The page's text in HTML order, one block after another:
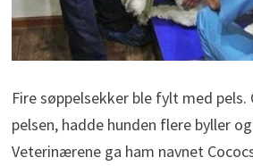
Fire søppelsekker ble fylt med
pelsen, hadde hunden flere byller
Veterinærene ga ham navnet